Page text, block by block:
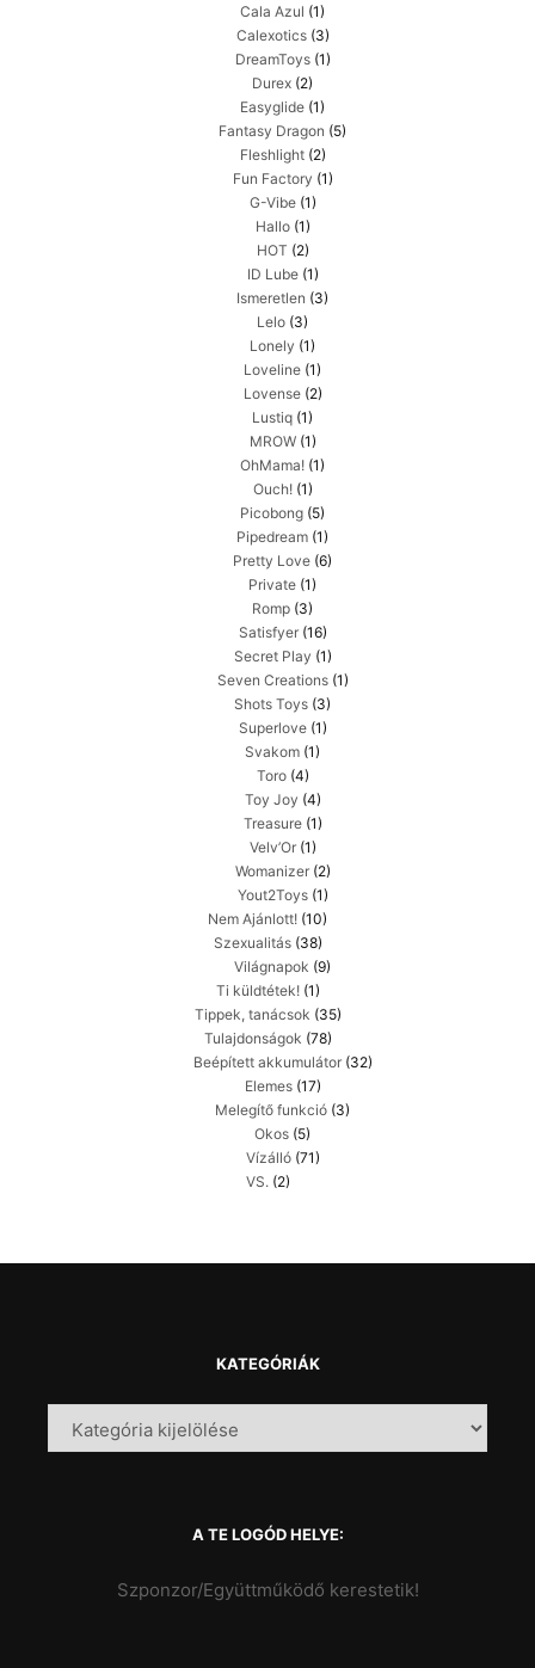
Cala Azul (1)
Calexotics(3)
DreamToys(1)
Durex (2)
Easyglide (1)
Fantasy Dragon (5)
Fleshlight(2)
Fun Factory (1)
G-Vibe(1)
Hallo(1)
HOT (2)
ID Lube(1)
Ismeretlen (3)
Lelo (3)
Lonely (1)
Loveline (1)
Lovense(2)
Lustiq (1)
MROW(1)
OhMama! (1)
Ouch!(1)
Picobong (5)
Pipedream (1)
Pretty Love (6)
Private (1)
Romp (3)
Satisfyer(16)
Secret Play (1)
Seven Creations(1)
Shots Toys (3)
Superlove(1)
Svakom (1)
Toro(4)
Toy Joy (4)
Treasure(1)
Velv’Or(1)
Womanizer(2)
Yout2Toys(1)
Nem Ajánlott! (10)
Szexualitás(38)
Világnapok (9)
Ti küldtétek!(1)
Tippek, tanácsok (35)
Tulajdonságok (78)
Beépített akkumulátor(32)
Elemes(17)
Melegítő funkció (3)
Okos (5)
Vízálló(71)
VS.(2)
KATEGÓRIÁK
A TE LOGÓD HELYE:
Szponzor/Együttműködő kerestetik!